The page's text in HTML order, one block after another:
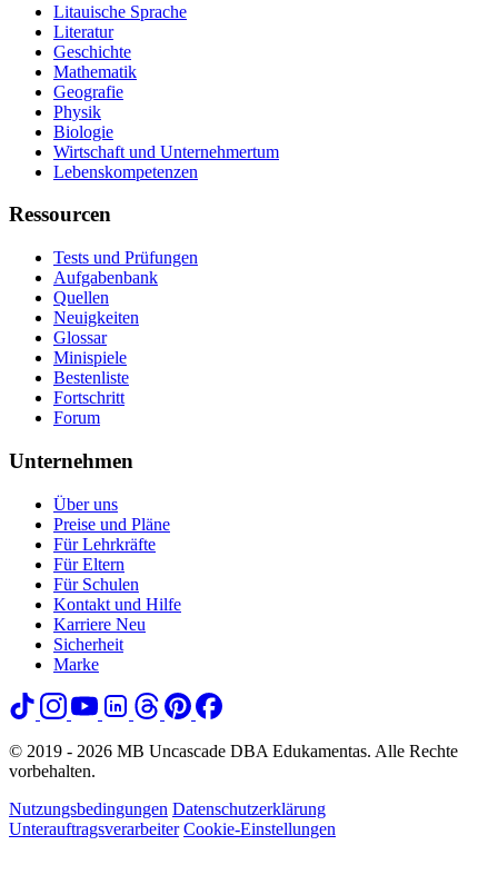
Litauische Sprache
Literatur
Geschichte
Mathematik
Geografie
Physik
Biologie
Wirtschaft und Unternehmertum
Lebenskompetenzen
Ressourcen
Tests und Prüfungen
Aufgabenbank
Quellen
Neuigkeiten
Glossar
Minispiele
Bestenliste
Fortschritt
Forum
Unternehmen
Über uns
Preise und Pläne
Für Lehrkräfte
Für Eltern
Für Schulen
Kontakt und Hilfe
Karriere Neu
Sicherheit
Marke
© 2019 - 2026 MB Uncascade DBA Edukamentas. Alle Rechte
vorbehalten.
Nutzungsbedingungen Datenschutzerklärung
Unterauftragsverarbeiter Cookie-Einstellungen